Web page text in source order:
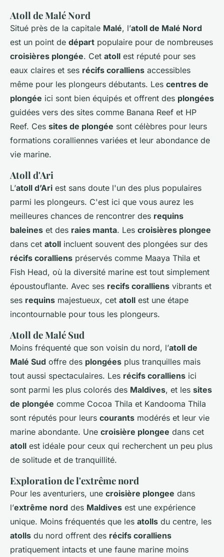
Atoll de Malé Nord
Situé près de la capitale Malé, l’atoll de Malé Nord
est un point de départ populaire pour de nombreuses
croisières plongée. Cet atoll est réputé pour ses
eaux claires et ses récifs coralliens accessibles
même pour les plongeurs débutants. Les centres de
plongée ici sont bien équipés et offrent des plongées
guidées vers des sites comme Banana Reef et HP
Reef. Ces sites de plongée sont célèbres pour leurs
formations coralliennes variées et leur abondance de
vie marine.
Atoll d'Ari
L’atoll d’Ari est sans doute l'un des plus populaires
parmi les plongeurs. C'est ici que vous aurez les
meilleures chances de rencontrer des requins
baleines et des raies manta. Les croisières plongee
dans cet atoll incluent souvent des plongées sur des
récifs coralliens préservés comme Maaya Thila et
Fish Head, où la diversité marine est tout simplement
époustouflante. Avec ses recifs coralliens vibrants et
ses requins majestueux, cet atoll est une étape
incontournable pour tous les plongeurs.
Atoll de Malé Sud
Moins fréquenté que son voisin du nord, l’atoll de
Malé Sud offre des plongées plus tranquilles mais
tout aussi spectaculaires. Les récifs coralliens ici
sont parmi les plus colorés des Maldives, et les sites
de plongée comme Cocoa Thila et Kandooma Thila
sont réputés pour leurs courants modérés et leur vie
marine abondante. Une croisière plongee dans cet
atoll est idéale pour ceux qui recherchent un peu plus
de solitude et de tranquillité.
Exploration de l'extrême nord
Pour les aventuriers, une croisière plongee dans
l’extrême nord des Maldives est une expérience
unique. Moins fréquentés que les atolls du centre, les
atolls du nord offrent des récifs coralliens
pratiquement intacts et une faune marine moins